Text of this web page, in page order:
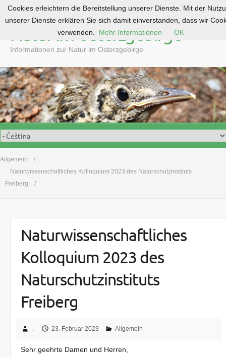
o
c
o
n
t
e
n
Natur im Osterzgebirge
Informationen zur Natur im Osterzgebirge
Allgemein
Naturwissenschaftliches Kolloquium 2023 des Naturschutzinstituts
Freiberg
Naturwissenschaftliches
Kolloquium 2023 des
Naturschutzinstituts
Freiberg
. 23. Februar 2023 Allgemein
Sehr geehrte Damen und Herren,
Cookies erleichtern die Bereitstellung unserer Dienste. Mit der
unserer Dienste erklären Sie sich damit einverstanden, dass wir
verwenden.
Mehr Informationen OK